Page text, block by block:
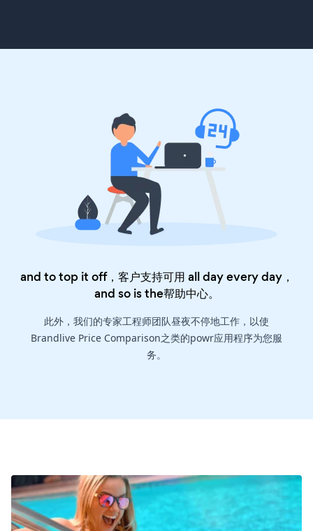
and to top it off，客户支持可用 all day every day，
and so is the帮助中心。
此外，我们的专家工程师团队昼夜不停地工作，以使
Brandlive Price Comparison之类的powr应用程序为您服
务。